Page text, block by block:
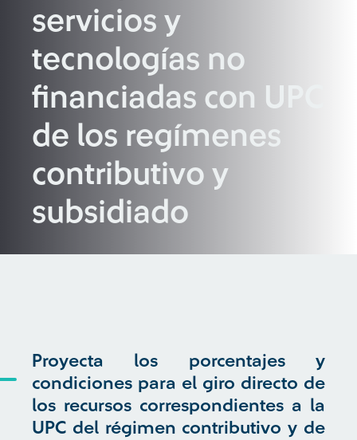
servicios y
tecnologías no
financiadas con UPC
de los regímenes
contributivo y
subsidiado
Proyecta los porcentajes y
condiciones para el giro directo de
los recursos correspondientes a la
UPC del régimen contributivo y de